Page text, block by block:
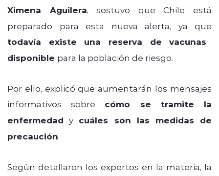
Ximena Aguilera, sostuvo que Chile está
preparado para esta nueva alerta, ya que
todavía existe una reserva de vacunas
disponible para la población de riesgo.
Por ello, explicó que aumentarán los mensajes
informativos sobre cómo se tramite la
enfermedad y cuáles son las medidas de
precaución.
Según detallaron los expertos en la materia, la